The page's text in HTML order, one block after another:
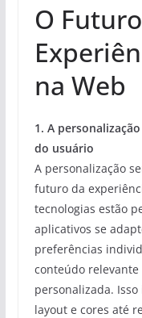
O
na Web
1. A
do usuário
A personalização
futuro da
tecnologias estão
aplicativos se
preferências
conteúdo
personalizada.
layout e cores até